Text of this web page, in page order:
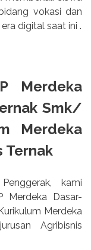
vokasi dan
digital saat ini .
Merdeka
Smk/
Merdeka
Ternak
kami
Merdeka Dasar-
Merdeka
Agribisnis